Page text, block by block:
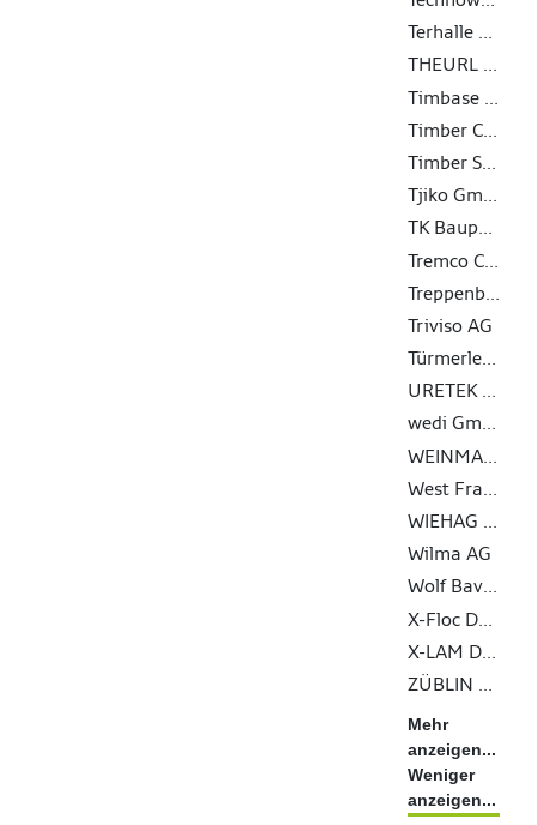
Terhalle Holzbau GmbH
THEURL HOLZ ASSLING GMBH
Timbase Schweiz AG
Timber Concept GmbH
Timber Structures 3.0 AG
Tjiko GmbH
TK Baupartner GmbH
Tremco CPG Germany GmbH
Treppenbau.ch AG
Triviso AG
Türmerleim GmbH
URETEK Deutschland GmbH
wedi GmbH
WEINMANN Holzbausystemtechnik GmbH
West Fraser Timber Co. Ltd.
WIEHAG Holding GmbH
Wilma AG
Wolf Bavaria GmbH
X-Floc Dämmtechnik-Maschinen GmbH
X-LAM DOLOMITI S.R.L.
ZÜBLIN Timber GmbH
Mehr
anzeigen...
Weniger
anzeigen...